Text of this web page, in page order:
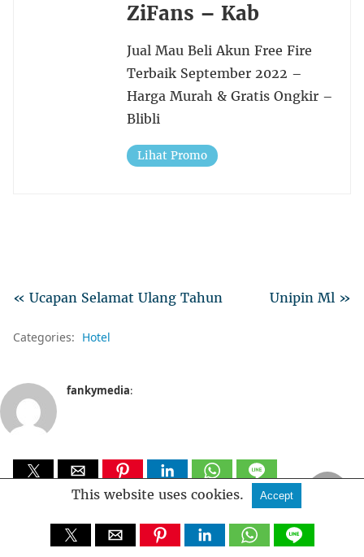
ZiFans – Kab
Jual Mau Beli Akun Free Fire
Terbaik September 2022 –
Harga Murah & Gratis Ongkir –
Blibli
Lihat Promo
Unipin Ml »
« Ucapan Selamat Ulang Tahun
Categories: Hotel
fankymedia:
Leave a Comment
This website uses cookies. Accept